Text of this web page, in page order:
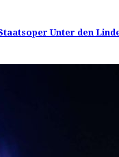
Staatsoper Unter den